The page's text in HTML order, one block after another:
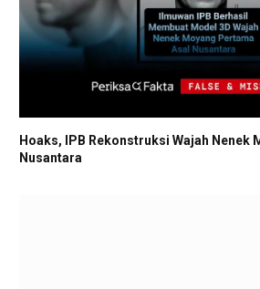
Hoaks, IPB Rekonstruksi Wajah Nenek
Nusantara